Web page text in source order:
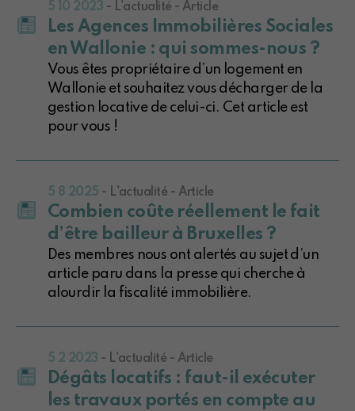
5 10 2023 - L'actualité - Article
Les Agences Immobilières Sociales
en Wallonie : qui sommes-nous ?
Vous êtes propriétaire d’un logement en
Wallonie et souhaitez vous décharger de la
gestion locative de celui-ci. Cet article est
pour vous !
5 8 2025 - L'actualité - Article
Combien coûte réellement le fait
d’être bailleur à Bruxelles ?
Des membres nous ont alertés au sujet d’un
article paru dans la presse qui cherche à
alourdir la fiscalité immobilière.
5 2 2023 - L'actualité - Article
Dégâts locatifs : faut-il exécuter
les travaux portés en compte au